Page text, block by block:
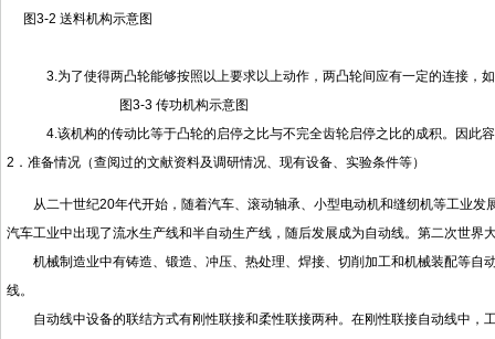
图3-2 送料机构示意图
3.为了使得两凸轮能够按照以上要求以上动作，两凸轮间应有一定的连接，如
图3-3 传功机构示意图
4.该机构的传动比等于凸轮的启停之比与不完全齿轮启停之比的成积。因此容
2．准备情况（查阅过的文献资料及调研情况、现有设备、实验条件等）
从二十世纪20年代开始，随着汽车、滚动轴承、小型电动机和缝纫机等工业发
汽车工业中出现了流水生产线和半自动生产线，随后发展成为自动线。第二次世
机械制造业中有铸造、锻造、冲压、热处理、焊接、切削加工和机械装配等自
线。
自动线中设备的联结方式有刚性联接和柔性联接两种。在刚性联接自动线中，